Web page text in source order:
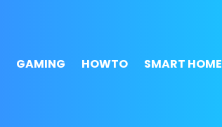
GAMING HOWTO SMART HOME